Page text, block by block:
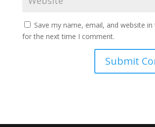
Save my name, email, and website
for the next time I comment.